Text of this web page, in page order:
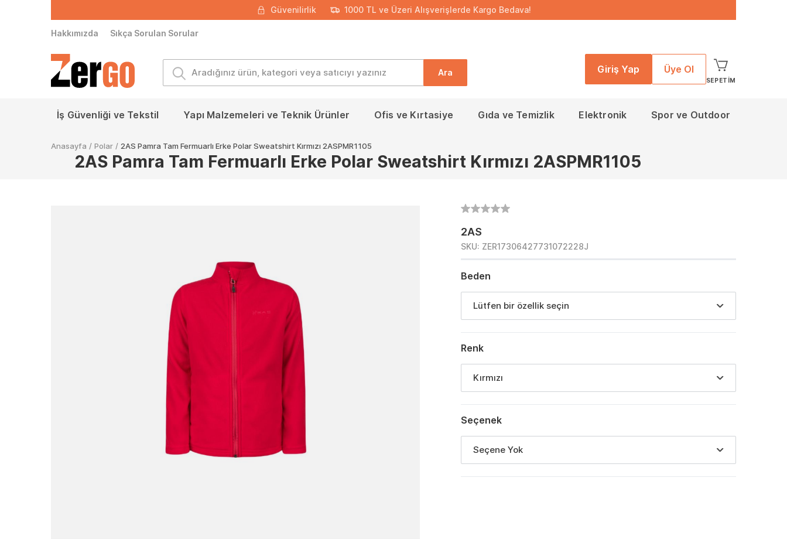
Güvenilirlik 1000 TL ve Üzeri Alışverişlerde Kargo Bedava!
Hakkımızda Sıkça Sorulan Sorular
Ara Giriş Yap Üye Ol
SEPETIM
İş Güvenliği ve Tekstil Yapı Malzemeleri ve Teknik Ürünler Ofis ve Kırtasiye Gıda ve Temizlik Elektronik Spor ve Outdoor
Anasayfa / Polar / 2AS Pamra Tam Fermuarlı Erke Polar Sweatshirt Kırmızı 2ASPMR1105
2AS Pamra Tam Fermuarlı Erke Polar Sweatshirt Kırmızı 2ASPMR1105
2AS
SKU: ZER17306427731072228J
Beden
Lütfen bir özellik seçin
Renk
Kırmızı
Seçenek
Seçene Yok